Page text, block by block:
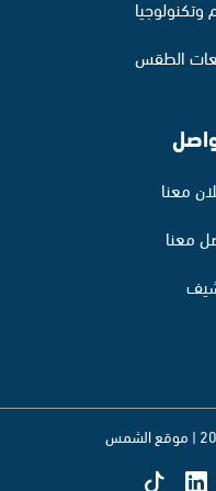
وتكنولوجيا
الطقس
معنا
معنا